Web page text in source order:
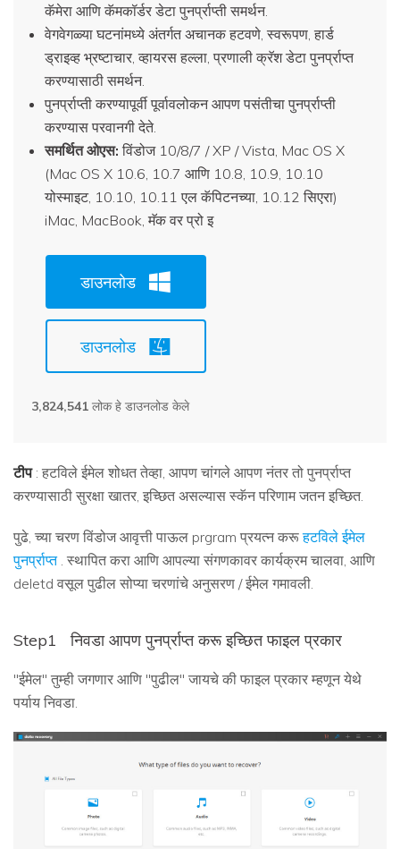
कॅमेरा आणि कॅमकॉर्डर डेटा पुनर्प्राप्ती समर्थन.
वेगवेगळ्या घटनांमध्ये अंतर्गत अचानक हटवणे, स्वरूपण, हार्ड
ड्राइव्ह भ्रष्टाचार, व्हायरस हल्ला, प्रणाली क्रॅश डेटा पुनर्प्राप्त
करण्यासाठी समर्थन.
पुनर्प्राप्ती करण्यापूर्वी पूर्वावलोकन आपण पसंतीचा पुनर्प्राप्ती
करण्यास परवानगी देते.
समर्थित ओएस: विंडोज 10/8/7 / XP / Vista, Mac OS X
(Mac OS X 10.6, 10.7 आणि 10.8, 10.9, 10.10
योस्माइट, 10.10, 10.11 एल कॅपिटनच्या, 10.12 सिएरा)
iMac, MacBook, मॅक वर प्रो इ
डाउनलोड
डाउनलोड
3,824,541 लोक हे डाउनलोड केले
टीप: हटविले ईमेल शोधत तेव्हा, आपण चांगले आपण नंतर तो पुनर्प्राप्त
करण्यासाठी सुरक्षा खातर, इच्छित असल्यास स्कॅन परिणाम जतन इच्छित.
पुढे, च्या चरण विंडोज आवृत्ती पाऊल prgram प्रयत्न करूहटविले ईमेल
पुनर्प्राप्त. स्थापित करा आणि आपल्या संगणकावर कार्यक्रम चालवा, आणि
deletd वसूल पुढील सोप्या चरणांचे अनुसरण / ईमेल गमावली.
Step1 निवडा आपण पुनर्प्राप्त करू इच्छित फाइल प्रकार
"ईमेल" तुम्ही जगणार आणि "पुढील" जायचे की फाइल प्रकार म्हणून येथे
पर्याय निवडा.